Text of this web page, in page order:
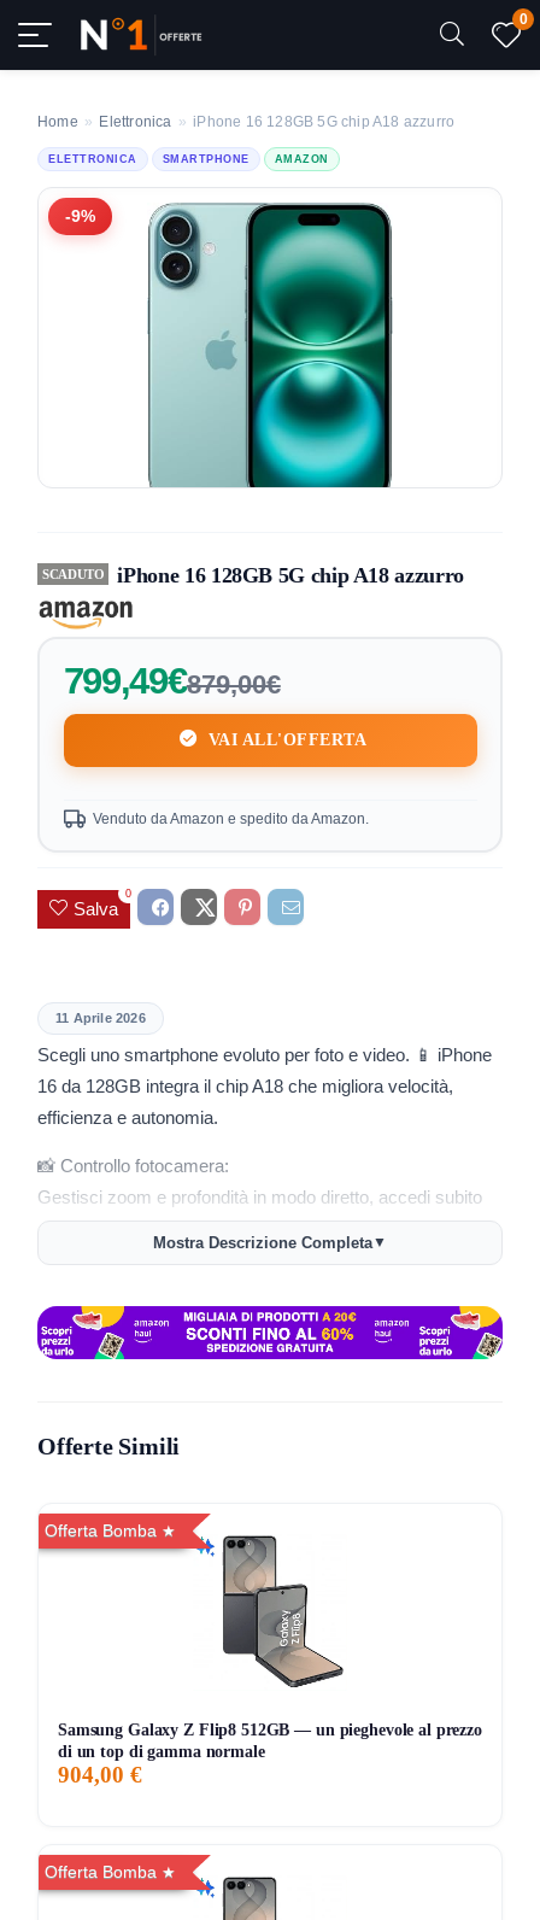
0
Home » Elettronica » iPhone 16 128GB 5G chip A18 azzurro
ELETTRONICA SMARTPHONE AMAZON
-9%
SCADUTO iPhone 16 128GB 5G chip A18 azzurro
799,49€879,00€
VAI ALL'OFFERTA
Venduto da Amazon e spedito da Amazon.
Salva
0
11 Aprile 2026
Scegli uno smartphone evoluto per foto e video. 📱 iPhone
16 da 128GB integra il chip A18 che migliora velocità,
efficienza e autonomia.
📸 Controllo fotocamera:
Gestisci zoom e profondità in modo diretto, accedi subito
agli strumenti per foto e video e trova ogni volta
l’inquadratura giusta.
🌐 dettagli macro e zoom ottico:
L’ultra-grandangolo con autofocus rende nitide le macro e il
risoluzione.
Applica settaggi creativi direttamente sulla foto e correggi
quando vuoi riportando la versione originale.
Il chip A18 gestisce giochi complessi e funzioni grafiche
avanzate senza rallentamenti, evolvendo l’esperienza
🔋 Autonomia elevata:
Fino a 22 ore di riproduzione video. Ricarica rapida via
La scocca usa alluminio aerospaziale e il display Super
Retina XDR è protetto dal Ceramic Shield.
Mostra Descrizione Completa▼
Offerte Simili
Offerta Bomba
Samsung Galaxy Z Flip8 512GB — un pieghevole al prezzo
di un top di gamma normale
904,00 €
Offerta Bomba